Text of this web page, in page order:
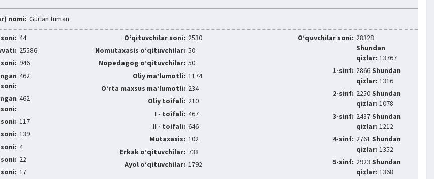
nomi: Gurlan tuman
44
25586
946
462
462
117
139
4
22
17
O‘qituvchilar soni: 2530
Nomutaxasis o‘qituvchilar: 50
Nopedagog o‘qituvchilar: 50
Oliy ma’lumotli: 1174
O’rta maxsus ma’lumotli: 234
Oliy toifali: 210
I - toifali: 467
II - toifali: 646
Mutaxasis: 102
Erkak o‘qituvchilar: 738
Ayol o‘qituvchilar: 1792
O‘quvchilar soni: 28328
Shundan
qizlar: 13767
1-sinf: 2866Shundan
qizlar: 1316
2-sinf: 2250Shundan
qizlar: 1078
3-sinf: 2437Shundan
qizlar: 1212
4-sinf: 2761Shundan
qizlar: 1352
5-sinf: 2923Shundan
qizlar: 1368